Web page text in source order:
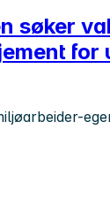
søker
for